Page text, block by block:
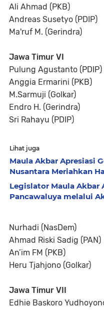
Ali Ahmad (PKB)
Andreas Susetyo (PDIP)
Ma'ruf M. (Gerindra)
Jawa Timur VI
Pulung Agustanto (PDIP)
Anggia Ermarini (PKB)
M.Sarmuji (Golkar)
Endro H. (Gerindra)
Sri Rahayu (PDIP)
Lihat juga
Maula Akbar Apresiasi
Nusantara Meriahkan
Legislator Maula Akbar
Pancawaluya melalui
Nurhadi (NasDem)
Ahmad Riski Sadig (PAN)
An’im FM (PKB)
Heru Tjahjono (Golkar)
Jawa Timur VII
Edhie Baskoro